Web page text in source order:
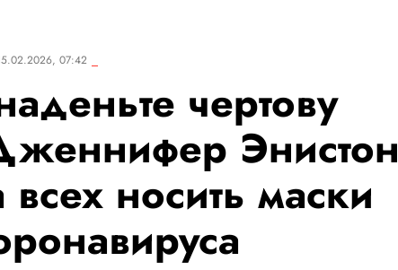
07:42
чертову
Энистон
носить маски